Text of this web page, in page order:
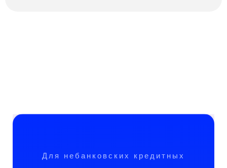
Для небанковских кредитных